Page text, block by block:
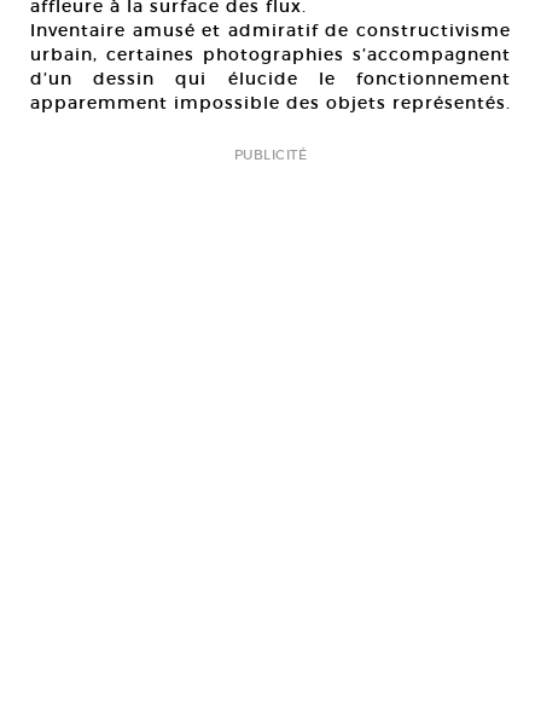
affleure à la surface des flux.
Inventaire amusé et admiratif de constructivisme
urbain, certaines photographies s’accompagnent
d’un dessin qui élucide le fonctionnement
apparemment impossible des objets représentés.
PUBLICITÉ